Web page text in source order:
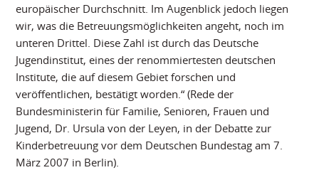
europäischer Durchschnitt. Im Augenblick jedoch liegen
wir, was die Betreuungsmöglichkeiten angeht, noch im
unteren Drittel. Diese Zahl ist durch das Deutsche
Jugendinstitut, eines der renommiertesten deutschen
Institute, die auf diesem Gebiet forschen und
veröffentlichen, bestätigt worden.“ (Rede der
Bundesministerin für Familie, Senioren, Frauen und
Jugend, Dr. Ursula von der Leyen, in der Debatte zur
Kinderbetreuung vor dem Deutschen Bundestag am 7.
März 2007 in Berlin).